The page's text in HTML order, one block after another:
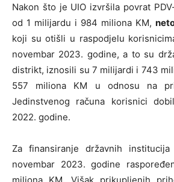
Nakon što je UIO izvršila povrat
od 1 milijardu i 984 miliona KM,
koji su otišli u raspodjelu
novembar 2023. godine, a to su
distrikt, iznosili su 7 milijardi i 743
557 miliona KM u odnosu na
Jedinstvenog računa korisnici
2022. godine.
Za finansiranje državnih
novembar 2023. godine